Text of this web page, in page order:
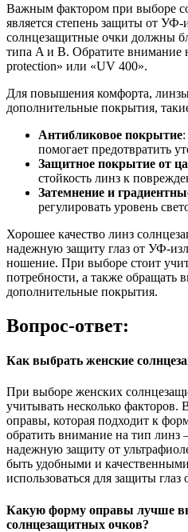
Важным фактором при выборе
является степень защиты от
солнцезащитные очки должны
типа A и B. Обратите внимание
protection» или «UV 400».
Для повышения комфорта,
дополнительные покрытия,
Антибликовое покрытие
помогает предотвратить
Защитное покрытие от
стойкость линз к
Затемнение и
регулировать уровень
Хорошее качество линз
надежную защиту глаз от УФ-
ношение. При выборе стоит
потребности, а также обращать
дополнительные покрытия.
Вопрос-ответ:
Как выбрать женские
При выборе женских
учитывать несколько
оправы, которая подходит к
обратить внимание на тип
надежную защиту от
быть удобными и
использоваться для защиты глаз
Какую форму оправы лучше
солнцезащитных очков?